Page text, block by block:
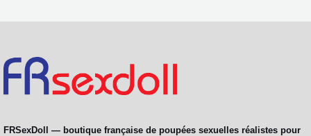
FRSexDoll — boutique française de poupées sexuelles réalistes pour